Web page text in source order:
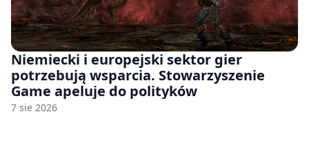
Niemiecki i europejski sektor gier
potrzebują wsparcia. Stowarzyszenie
Game apeluje do polityków
7 sie 2026